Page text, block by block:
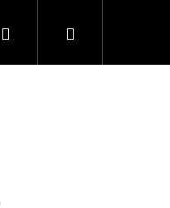
Přihlášení Nákupní